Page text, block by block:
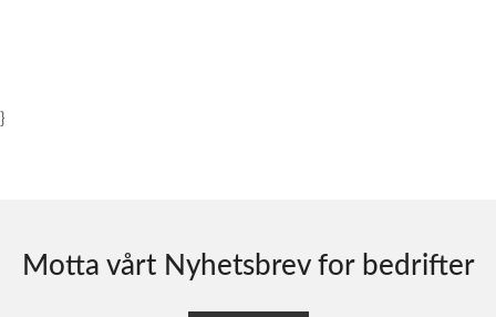
}
Motta vårt Nyhetsbrev for bedrifter